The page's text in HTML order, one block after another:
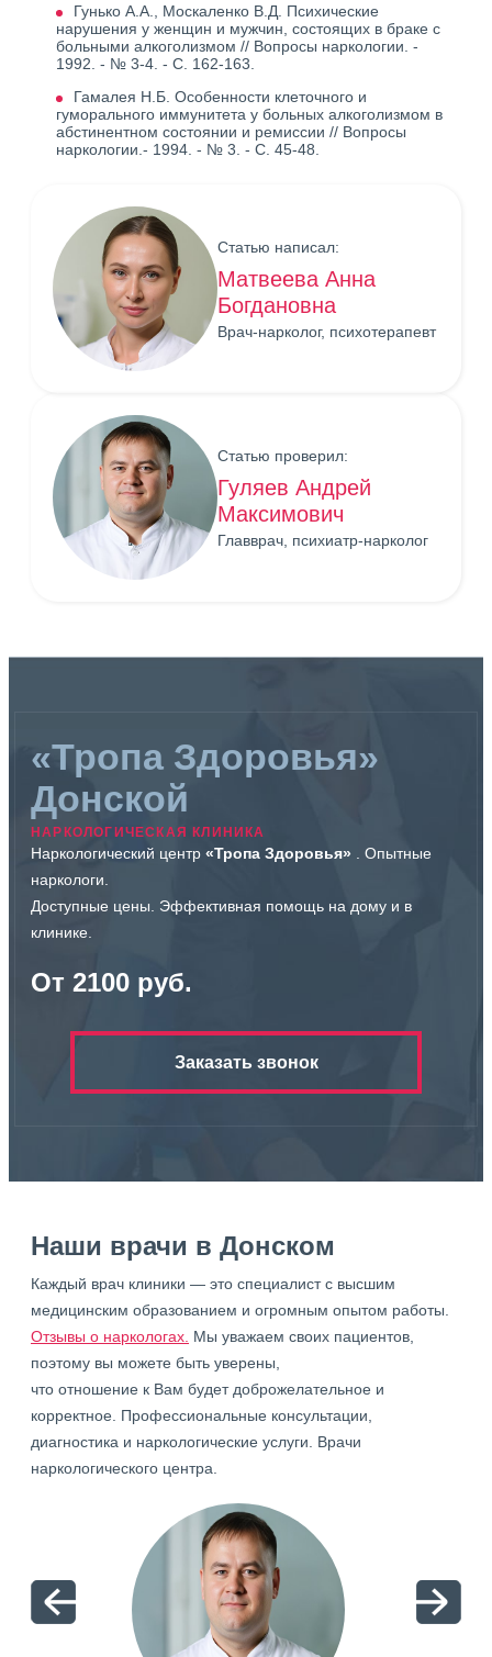
Гунько А.А., Москаленко В.Д. Психические
нарушения у женщин и мужчин, состоящих в браке с
больными алкоголизмом // Вопросы наркологии. -
1992. - № 3-4. - С. 162-163.
Гамалея Н.Б. Особенности клеточного и
гуморального иммунитета у больных алкоголизмом в
абстинентном состоянии и ремиссии // Вопросы
наркологии.- 1994. - № 3. - С. 45-48.
Статью написал:
Матвеева Анна
Богдановна
Врач-нарколог, психотерапевт
Статью проверил:
Гуляев Андрей
Максимович
Главврач, психиатр-нарколог
«Тропа Здоровья»
Донской
НАРКОЛОГИЧЕСКАЯ КЛИНИКА
Наркологический центр «Тропа Здоровья» . Опытные
наркологи.
Доступные цены. Эффективная помощь на дому и в
клинике.
От 2100 руб.
Заказать звонок
Наши врачи в Донском
Каждый врач клиники — это специалист с высшим
медицинским образованием и огромным опытом работы.
Отзывы о наркологах. Мы уважаем своих пациентов,
поэтому вы можете быть уверены,
что отношение к Вам будет доброжелательное и
корректное. Профессиональные консультации,
диагностика и наркологические услуги. Врачи
наркологического центра.